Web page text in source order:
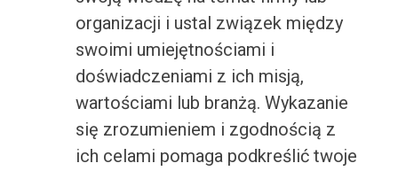
organizacji i ustal związek między
swoimi umiejętnościami i
doświadczeniami z ich misją,
wartościami lub branżą. Wykazanie
się zrozumieniem i zgodnością z
ich celami pomaga podkreślić twoje